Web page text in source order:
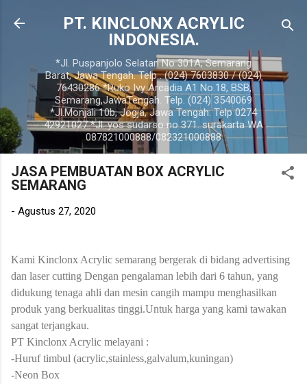
Langsung ke konten utama
PT. KINCLONX ACRYLIC
INDONESIA.
*Jl. Puspanjolo Selatan No 301A, Semarang
Barat, Jawa Tengah. Telp . (024) 7603830 / (024)
76430286 *Ruko Ivy Arcadia A1 No.18, BSB,
Semarang,JawaTengah. Telp. (024) 3540069
*Jl.Monjali 10b, Jogja, Jawa Tengah. Telp 0274
42921027 *Jl. yos sudarso no 371. surakarta WA
087821000888/082321000888
JASA PEMBUATAN BOX ACRYLIC
SEMARANG
- Agustus 27, 2020
Kami Kinclonx Acrylic semarang bergerak di bidang advertising
dan laser cutting Dengan pengalaman lebih dari 6 tahun, yang
didukung tenaga ahli dan mesin cangih mampu menghasilkan
produk yang berkualitas tinggi.Untuk harga yang kami tawakan
sangat terjangkau.
PT Kinclonx Acrylic melayani :
-Huruf timbul (acrylic,stainless,galvalum,kuningan)
-Neon Box